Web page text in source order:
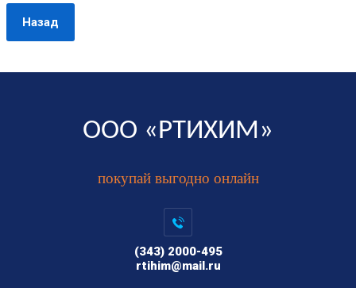
Назад
ООО «РТИХИМ»
покупай выгодно онлайн
(343) 2000-495
rtihim@mail.ru